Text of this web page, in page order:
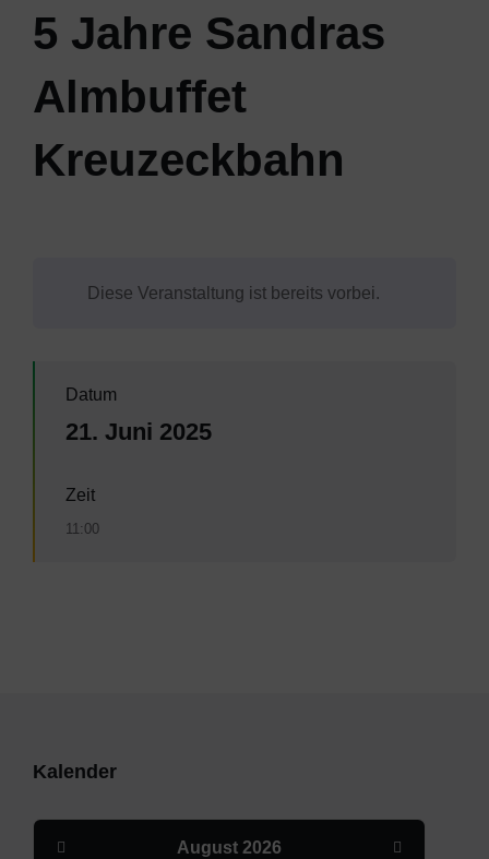
5 Jahre Sandras
Almbuffet
Kreuzeckbahn
Diese Veranstaltung ist bereits vorbei.
Datum
21. Juni 2025
Zeit
11:00
Kalender
August 2026